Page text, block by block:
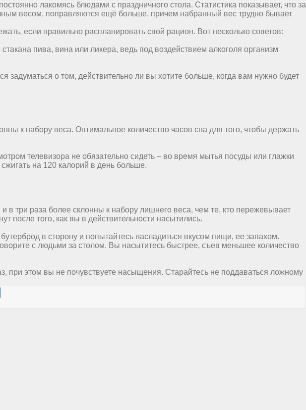
лакомясь блюдами с праздничного стола. Статистика показывает, что за
весом, поправляются ещё больше, причем набранный вес трудно бывает
если правильно распланировать свой рацион. Вот несколько советов:
пива, вина или ликера, ведь под воздействием алкоголя организм
о том, действительно ли вы хотите больше, когда вам нужно будет
к набору веса. Оптимальное количество часов сна для того, чтобы держать
телевизора не обязательно сидеть – во время мытья посуды или глажки
на 120 калорий в день больше.
три раза более склонны к набору лишнего веса, чем те, кто пережевывает
после того, как вы в действительности насытились.
в сторону и попытайтесь насладиться вкусом пищи, ее запахом.
с людьми за столом. Вы насытитесь быстрее, съев меньшее количество
при этом вы не почувствуете насыщения. Старайтесь не поддаваться ложному